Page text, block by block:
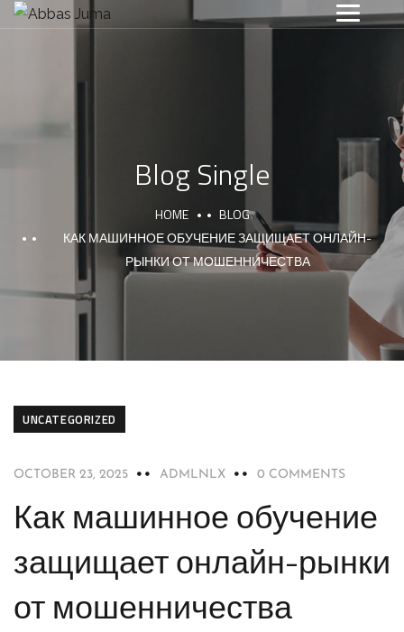
Blog Single
HOME
BLOG
КАК МАШИННОЕ ОБУЧЕНИЕ ЗАЩИЩАЕТ ОНЛАЙН-
РЫНКИ ОТ МОШЕННИЧЕСТВА
UNCATEGORIZED
OCTOBER 23, 2025 ADMLNLX 0 COMMENTS
Как машинное обучение
защищает онлайн-рынки
от мошенничества